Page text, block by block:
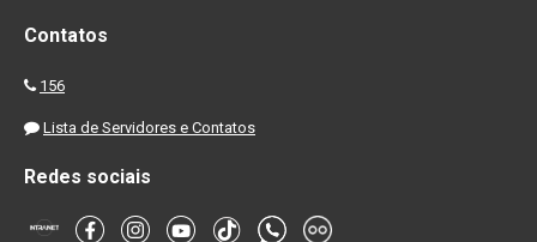
Contatos
156
Lista de Servidores e Contatos
Redes sociais